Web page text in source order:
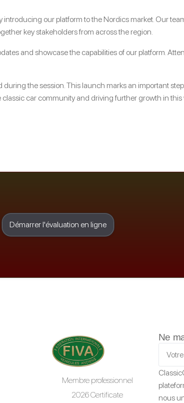
our platform to the Nordics market. Our
key stakeholders from across the region.
and showcase the capabilities of our platform.
the session. This launch marks an important
car community and driving further growth in this
Démarrer l'évaluation en ligne
Membre professionnel
2026 Certificate
Ne
nous